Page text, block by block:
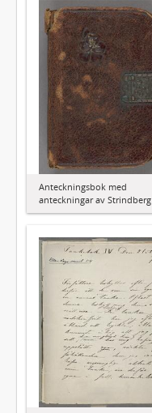
Anteckningsbok med
anteckningar av Strindberg